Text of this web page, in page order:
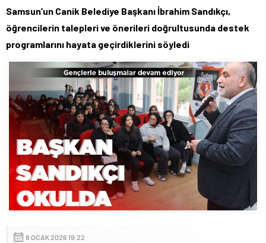
Samsun’un Canik Belediye Başkanı İbrahim Sandıkçı,
öğrencilerin talepleri ve önerileri doğrultusunda destek
programlarını hayata geçirdiklerini söyledi
8 OCAK 2026 19:22